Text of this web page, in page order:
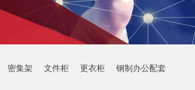
密集架 文件柜 更衣柜 钢制办公配套